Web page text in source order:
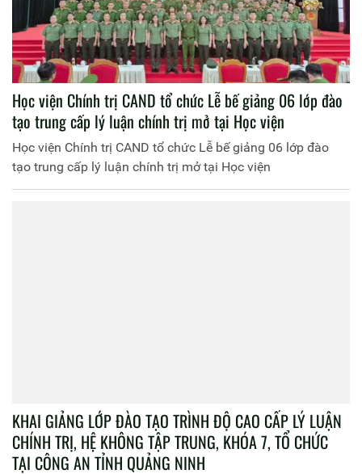
Học viện Chính trị CAND tổ chức Lễ bế giảng 06 lớp đào
tạo trung cấp lý luận chính trị mở tại Học viện
Học viện Chính trị CAND tổ chức Lễ bế giảng 06 lớp đào
tạo trung cấp lý luận chính trị mở tại Học viện
KHAI GIẢNG LỚP ĐÀO TẠO TRÌNH ĐỘ CAO CẤP LÝ LUẬN
CHÍNH TRỊ, HỆ KHÔNG TẬP TRUNG, KHÓA 7, TỔ CHỨC
TẠI CÔNG AN TỈNH QUẢNG NINH